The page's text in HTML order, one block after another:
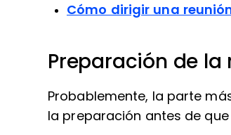
Cómo dirigir una
Preparación de
Probablemente, la parte
la preparación antes de